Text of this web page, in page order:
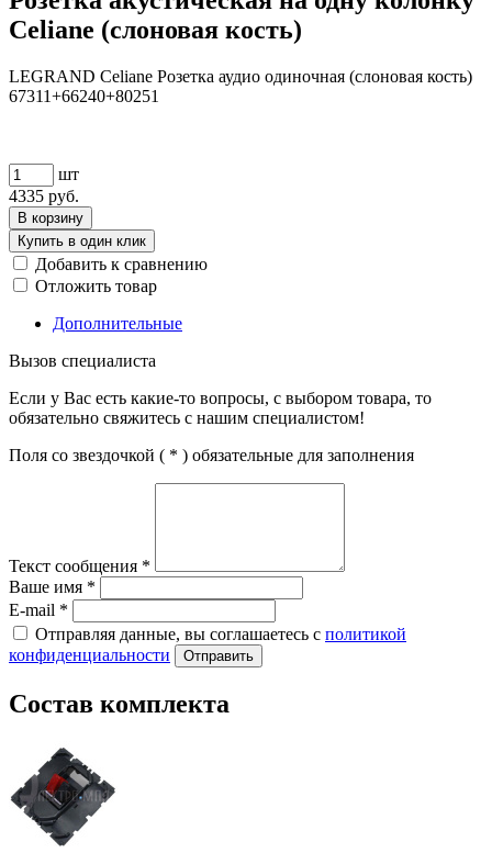
Celiane (слоновая кость)
LEGRAND Celiane Розетка аудио одиночная (слоновая кость)
67311+66240+80251
шт
4335 руб.
В корзину
Купить в один клик
Добавить к сравнению
Отложить товар
Дополнительные
Вызов специалиста
Если у Вас есть какие-то вопросы, с выбором товара, то
обязательно свяжитесь с нашим специалистом!
Поля со звездочкой ( * ) обязательные для заполнения
Текст сообщения *
Ваше имя *
E-mail *
Отправляя данные, вы соглашаетесь с политикой
конфиденциальности
Отправить
Состав комплекта